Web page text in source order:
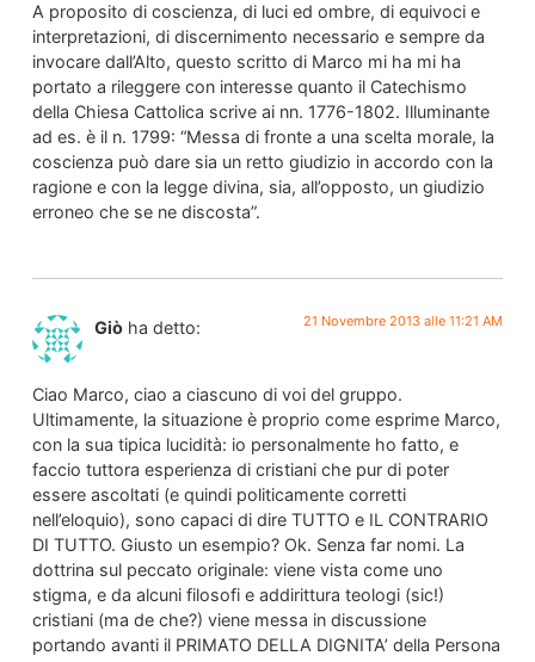
A proposito di coscienza, di luci ed ombre, di equivoci e
interpretazioni, di discernimento necessario e sempre da
invocare dall’Alto, questo scritto di Marco mi ha mi ha
portato a rileggere con interesse quanto il Catechismo
della Chiesa Cattolica scrive ai nn. 1776-1802. Illuminante
ad es. è il n. 1799: “Messa di fronte a una scelta morale, la
coscienza può dare sia un retto giudizio in accordo con la
ragione e con la legge divina, sia, all’opposto, un giudizio
erroneo che se ne discosta”.
Giò ha detto: 21 Novembre 2013 alle 11:21 AM
Ciao Marco, ciao a ciascuno di voi del gruppo.
Ultimamente, la situazione è proprio come esprime Marco,
con la sua tipica lucidità: io personalmente ho fatto, e
faccio tuttora esperienza di cristiani che pur di poter
essere ascoltati (e quindi politicamente corretti
nell’eloquio), sono capaci di dire TUTTO e IL CONTRARIO
DI TUTTO. Giusto un esempio? Ok. Senza far nomi. La
dottrina sul peccato originale: viene vista come uno
stigma, e da alcuni filosofi e addirittura teologi (sic!)
cristiani (ma de che?) viene messa in discussione
portando avanti il PRIMATO DELLA DIGNITA’ della Persona